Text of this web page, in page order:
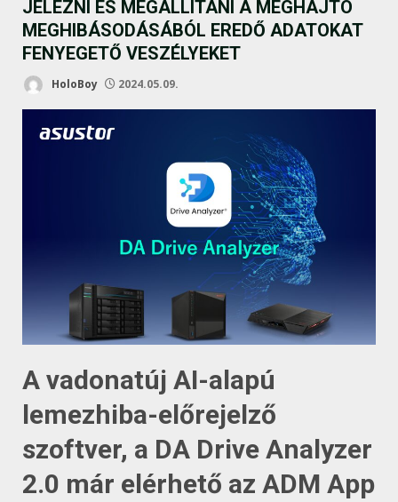
JELEZNI ÉS MEGÁLLÍTANI A MEGHAJTÓ
MEGHIBÁSODÁSÁBÓL EREDŐ ADATOKAT
FENYEGETŐ VESZÉLYEKET
HoloBoy 2024.05.09.
A vadonatúj AI-alapú
lemezhiba-előrejelző
szoftver, a DA Drive Analyzer
2.0 már elérhető az ADM App